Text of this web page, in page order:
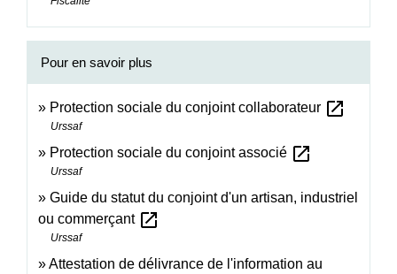
Pour en savoir plus
Protection sociale du conjoint collaborateur open_in_new
Urssaf
Protection sociale du conjoint associé open_in_new
Urssaf
Guide du statut du conjoint d'un artisan, industriel
ou commerçant open_in_new
Urssaf
Attestation de délivrance de l'information au